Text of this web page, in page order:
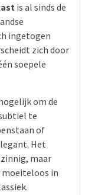
is al sinds de
ingetogen
zich door
soepele
om de
te
of
Het
maar
moeiteloos in